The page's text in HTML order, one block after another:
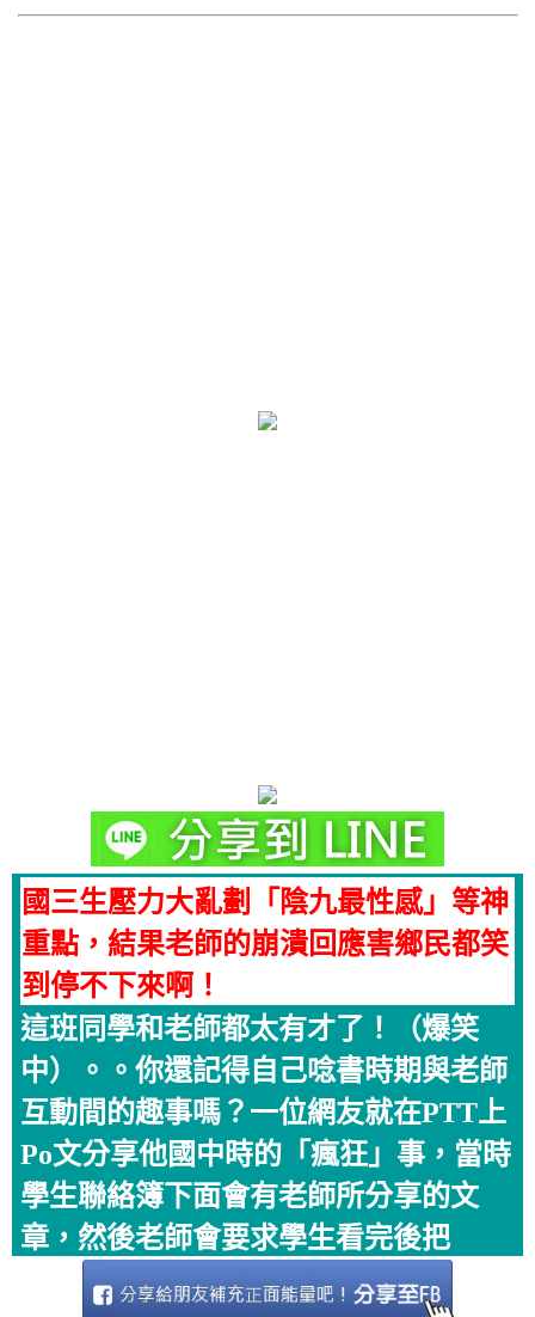
國三生壓力大亂劃「陰九最性感」等神
重點，結果老師的崩潰回應害鄉民都笑
到停不下來啊！
這班同學和老師都太有才了！（爆笑
中）。。你還記得自己唸書時期與老師
互動間的趣事嗎？一位網友就在PTT上
Po文分享他國中時的「瘋狂」事，當時
學生聯絡簿下面會有老師所分享的文
章，然後老師會要求學生看完後把